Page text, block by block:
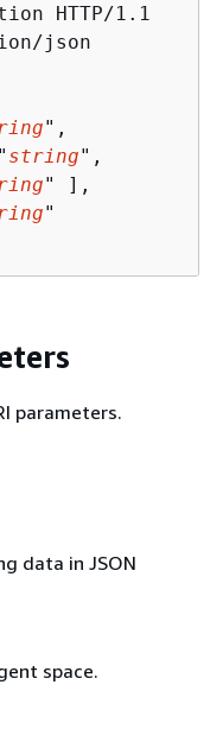
HTTP/1.1
json
",
string",
" ],
"
parameters.
data in JSON
space.